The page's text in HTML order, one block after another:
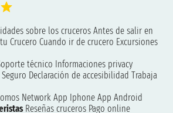
sobre los cruceros Antes de salir en
Crucero Cuando ir de crucero Excursiones
técnico Informaciones privacy
Seguro Declaración de accesibilidad Trabaja
Network App Iphone App Android
Reseñas cruceros Pago online